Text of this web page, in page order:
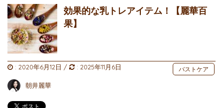
効果的な乳トレアイテム！【麗華百
果】
: 2020年6月12日 / : 2025年11月6日 バストケア
朝井麗華